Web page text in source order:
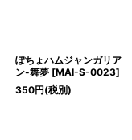
ぽちょハムジャンガリア
ン-舞夢 [MAI-S-0023]
350円(税別)